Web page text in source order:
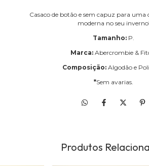
Casaco de botão e sem capuz para uma
moderna no seu inverno!
Tamanho: P.
Marca: Abercrombie &
Composição: Algodão e
*Sem avarias.
Produtos